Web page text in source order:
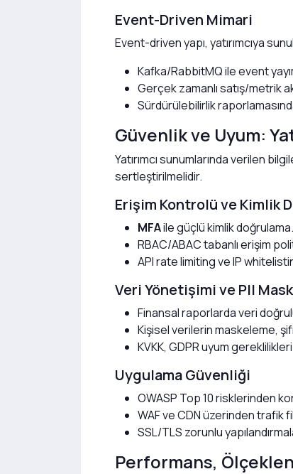
Event-Driven Mimari
Event-driven yapı, yatırımcıya
Kafka/RabbitMQ ile event
Gerçek zamanlı satış/metrik
Sürdürülebilirlik
Güvenlik ve Uyum:
Yatırımcı sunumlarında verilen
sertleştirilmelidir.
Erişim Kontrolü ve Kimlik
MFAile güçlü kimlik doğrulama.
RBAC/ABAC tabanlı erişim
API rate limiting ve IP
Veri Yönetişimi ve PII
Finansal raporlarda veri
Kişisel verilerin maskeleme,
KVKK, GDPR uyum
Uygulama Güvenliği
OWASP Top 10 risklerinden
WAF ve CDN üzerinden trafik
SSL/TLS zorunlu
Performans,